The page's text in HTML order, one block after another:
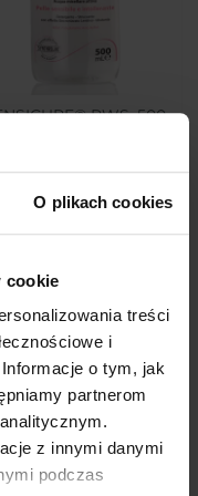
O plikach cookies
cookie
treści
i
o tym, jak
partnerom
z innymi danymi
podczas
PWS, 500
65,00 zł
DO KOSZYKA